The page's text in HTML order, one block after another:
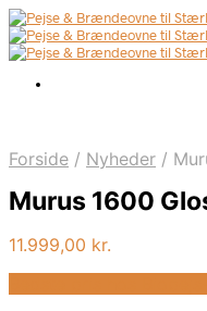
Forside / Nyheder /
Murus 1600
11.999,00 kr.